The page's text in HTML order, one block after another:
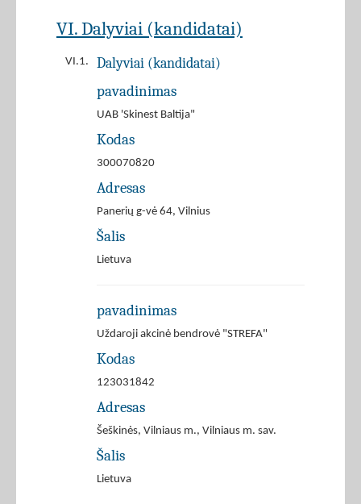
VI. Dalyviai (kandidatai)
VI.1. Dalyviai (kandidatai)
pavadinimas
UAB 'Skinest Baltija"
Kodas
300070820
Adresas
Panerių g-vė 64, Vilnius
Šalis
Lietuva
pavadinimas
Uždaroji akcinė bendrovė "STREFA"
Kodas
123031842
Adresas
Šeškinės, Vilniaus m., Vilniaus m. sav.
Šalis
Lietuva